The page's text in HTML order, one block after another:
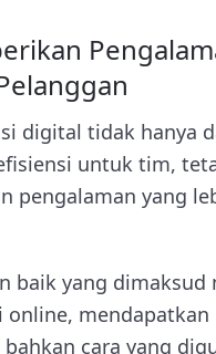
digital tidak hanya
untuk tim,
pengalaman yang
baik yang dimaksud
online,
cara yang